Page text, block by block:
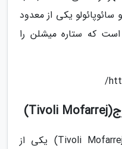
سائوپائولو یکی از معدود
که ستاره میشلن را
هتل 5 ستاره تیوولی موفارج(Tivoli Mofarrej) یکی از